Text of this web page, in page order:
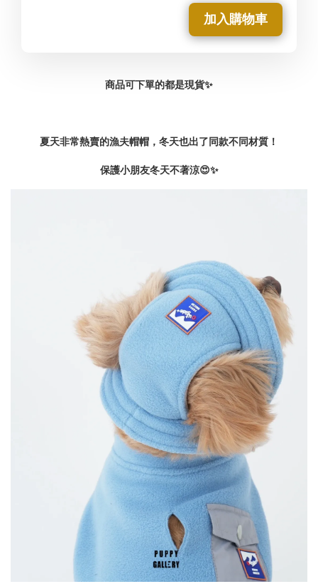
加入購物車
商品可下單的都是現貨✨
夏天非常熱賣的漁夫帽帽， 冬天也出了同款不同材質！
保護小朋友冬天不著涼😍✨